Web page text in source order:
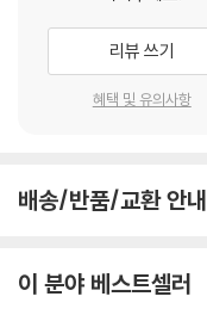
리뷰 쓰기
혜택 및 유의사항
배송/반품/교환 안내
이 분야 베스트셀러